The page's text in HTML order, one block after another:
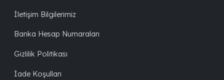
İletişim Bilgilerimiz
Banka Hesap Numaraları
Gizlilik Politikası
İade Koşulları